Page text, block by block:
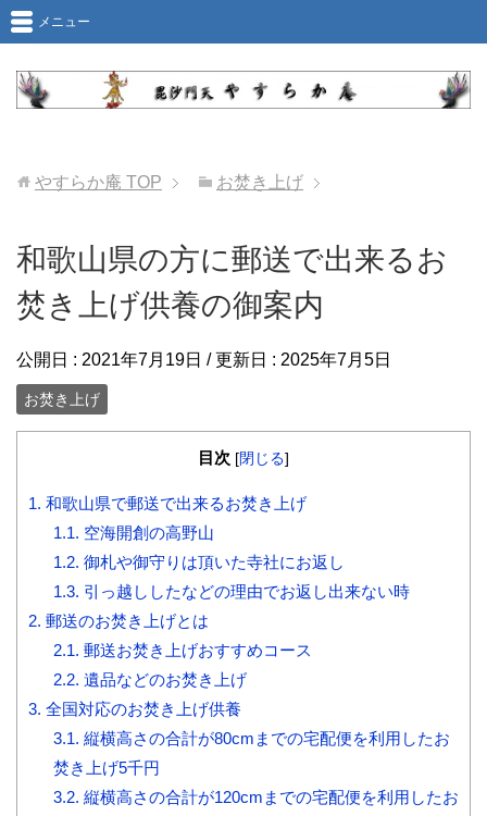
メニュー
やすらか庵 TOP お焚き上げ
和歌山県の方に郵送で出来るお
焚き上げ供養の御案内
公開日 : 2021年7月19日 / 更新日 : 2025年7月5日
お焚き上げ
目次 [閉じる]
1. 和歌山県で郵送で出来るお焚き上げ
1.1. 空海開創の高野山
1.2. 御札や御守りは頂いた寺社にお返し
1.3. 引っ越ししたなどの理由でお返し出来ない時
2. 郵送のお焚き上げとは
2.1. 郵送お焚き上げおすすめコース
2.2. 遺品などのお焚き上げ
3. 全国対応のお焚き上げ供養
3.1. 縦横高さの合計が80cmまでの宅配便を利用したお
焚き上げ5千円
3.2. 縦横高さの合計が120cmまでの宅配便を利用したお